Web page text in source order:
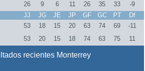
26 9 6 11 26 35 33
-9
JJ JG JE JP GF GC PT
Df
53 18 15 20 63 74 69
-11
53 20 15 18 74 63 75 11
recientes Monterrey